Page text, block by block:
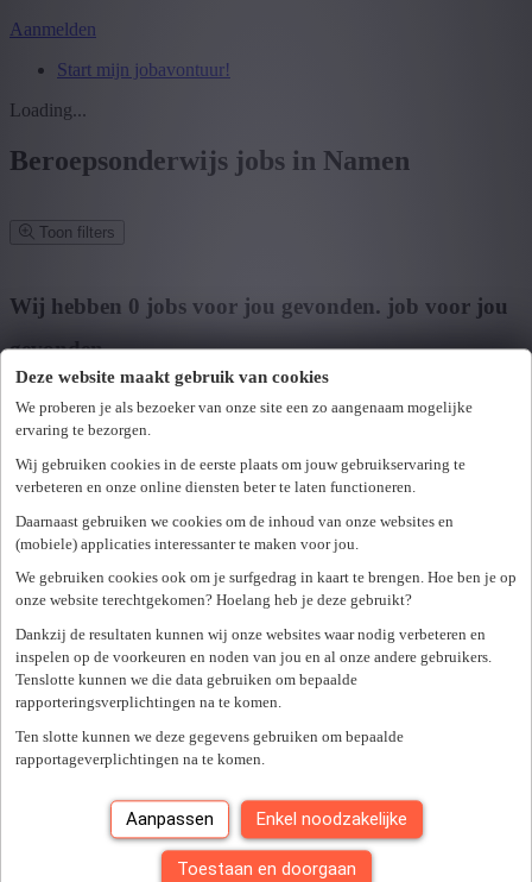
Deze website maakt gebruik van cookies
We proberen je als bezoeker van onze site een zo aangenaam mogelijke
ervaring te bezorgen.
Wij gebruiken cookies in de eerste plaats om jouw gebruikservaring te
verbeteren en onze online diensten beter te laten functioneren.
Daarnaast gebruiken we cookies om de inhoud van onze websites en
(mobiele) applicaties interessanter te maken voor jou.
We gebruiken cookies ook om je surfgedrag in kaart te brengen. Hoe ben je op
onze website terechtgekomen? Hoelang heb je deze gebruikt?
Dankzij de resultaten kunnen wij onze websites waar nodig verbeteren en
inspelen op de voorkeuren en noden van jou en al onze andere gebruikers.
Tenslotte kunnen we die data gebruiken om bepaalde
rapporteringsverplichtingen na te komen.
Ten slotte kunnen we deze gegevens gebruiken om bepaalde
rapportageverplichtingen na te komen.
Aanpassen Enkel noodzakelijke
Toestaan en doorgaan
Aanmelden
Start mijn jobavontuur!
Loading...
Beroepsonderwijs jobs in Namen
Toon filters
Zoek op functie, jobtitel, bedrijf,...
Postcode of gemeente
Zoek vacatures
Mijn gekozen filters
Wis alle filters
Wij hebben 0 jobs voor jou gevonden. job voor jou
gevonden
Opnieuw aanmelden.
Er is een fout opgetreden. Gelieve later opnieuw te proberen.
Sluiten
Je hebt0van0jobs gezien.